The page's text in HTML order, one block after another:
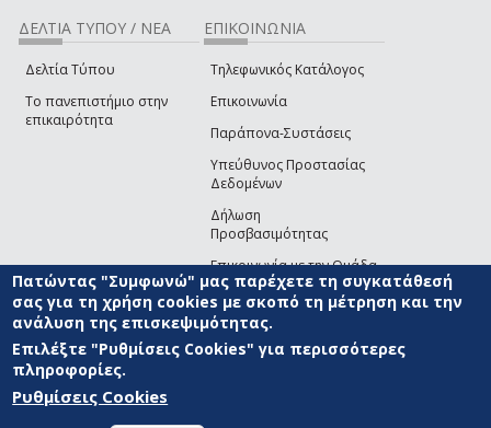
ΔΕΛΤΙΑ ΤΥΠΟΥ / ΝΕΑ
Δελτία Τύπου
Το πανεπιστήμιο στην
επικαιρότητα
ΕΠΙΚΟΙΝΩΝΙΑ
Τηλεφωνικός Κατάλογος
Επικοινωνία
Παράπονα-Συστάσεις
Υπεύθυνος Προστασίας
Δεδομένων
Δήλωση
Προσβασιμότητας
Επικοινωνία με την Ομάδα
Ανάπτυξης του site(link sends e-mail)
© ΠΑΝΕΠΙΣΤΗΜΙΟ ΑΙΓΑΙΟΥ ΟΡΟΙ ΧΡΗΣΗΣ
ΑΝΑΠΤΥΞΗΣ
Πατώντας "Συμφωνώ" μας παρέχετε τη συγκατάθεσή
σας για τη χρήση cookies με σκοπό τη μέτρηση και την
ανάλυση της επισκεψιμότητας.
Επιλέξτε "Ρυθμίσεις Cookies" για περισσότερες
πληροφορίες.
Ρυθμίσεις Cookies